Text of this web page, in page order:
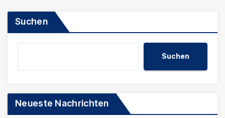
Suchen
Suchen
Neueste Nachrichten